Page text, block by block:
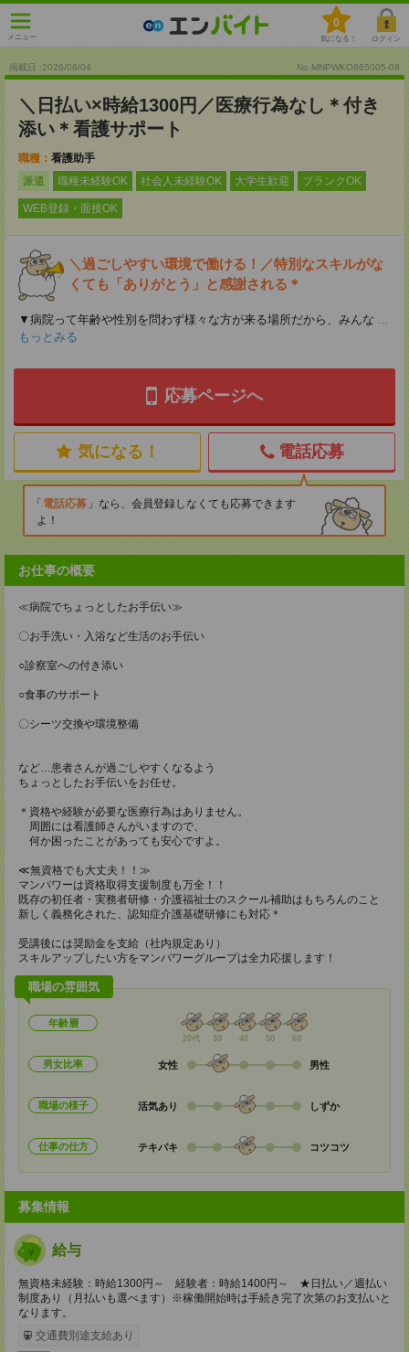
メニュー
0
気になる！ ログイン
掲載日 :2026/08/04 No.MNPWKO865005-08
＼日払い×時給1300円／医療行為なし＊付き
添い＊看護サポート
職種： 看護助手
派遣
職種未経験OK 社会人未経験OK 大学生歓迎 ブランクOK
WEB登録・面接OK
＼過ごしやすい環境で働ける！／特別なスキルがな
くても「ありがとう」と感謝される＊
▼病院って年齢や性別を問わず様々な方が来る場所だから、みんな ...
もっとみる
応募ページへ
気になる！ 電話応募
電話応募
なら、会員登録しなくても応募できます
よ！
お仕事の概要
≪病院でちょっとしたお手伝い≫
〇お手洗い・入浴など生活のお手伝い
○診察室への付き添い
○食事のサポート
〇シーツ交換や環境整備
など…患者さんが過ごしやすくなるよう
ちょっとしたお手伝いをお任せ。
＊資格や経験が必要な医療行為はありません。
周囲には看護師さんがいますので、
何か困ったことがあっても安心ですよ。
≪無資格でも大丈夫！！≫
マンパワーは資格取得支援制度も万全！！
既存の初任者・実務者研修・介護福祉士のスクール補助はもちろんのこと
新しく義務化された、認知症介護基礎研修にも対応＊
受講後には奨励金を支給（社内規定あり）
スキルアップしたい方をマンパワーグループは全力応援します！
職場の雰囲気
年齢層
20代 30 40 50 60
男女比率 女性 男性
職場の様子 活気あり しずか
仕事の仕方 テキパキ コツコツ
募集情報
給与
無資格未経験：時給1300円～ 経験者：時給1400円～ ★日払い／週払い
制度あり（月払いも選べます）※稼働開始時は手続き完了次第のお支払いと
なります。
交通費別途支給あり